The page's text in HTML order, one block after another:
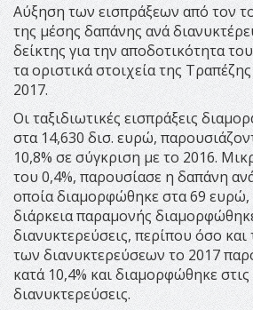
Αύξηση των εισπράξεων από τον
της μέσης δαπάνης ανά
δείκτης για την αποδοτικότητα
τα οριστικά στοιχεία της
2017.
Οι ταξιδιωτικές εισπράξεις
στα 14,630 δισ. ευρώ,
10,8% σε σύγκριση με το 2016.
του 0,4%, παρουσίασε η δαπάνη
οποία διαμορφώθηκε στα 69
διάρκεια παραμονής
διανυκτερεύσεις, περίπου όσο
των διανυκτερεύσεων το 2017
κατά 10,4% και διαμορφώθηκε στις
διανυκτερεύσεις.